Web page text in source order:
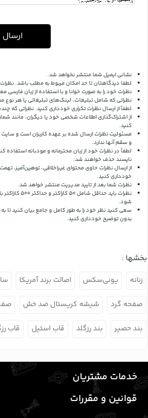
ارسال
نشانی ایمیل شما منتشر نخواهد شد.
لطفا دیدگاهتان تا حد امکان مربوط به مطلب باشد.
نظرات خود را به صورت خوانا و با استفاده از زبان فارسی
نظراتی که شامل تبلیغات، لینک‌های تبلیغاتی یا هر
لطفاً از ارسال نظرات تکراری خودداری کنید. نظراتی که
از اشتراک‌گذاری اطلاعات شخصی خود یا دیگران، مانند
کنید.
مسئولیت نظرات ارسال شده بر عهده کاربران است و
و سقم آنها ندارد.
لطفاً در نظرات خود از زبان محترمانه و مودبانه استفاده
ناپسند حذف خواهند شد.
از ارسال نظرات حاوی محتوای غیراخلاقی، توهین‌آمیز،
خودداری کنید.
نظرات شما بعد از تایید مدیریت منتشر خواهد شد.
نظرات باید
شود.
سعی کنید نظر خود را به طور کامل و جامع بیان کنید تا
بدون توضیح خودداری کنید.
بخشها :
زنانه یونی‌سکس اصالت برند آمریکا
صفحه گرد شیشه کریستال ضد خش
بند حصیر بند رزگلد قاب استیل قاب
خدمات مشتریان
قوانین و مقررات